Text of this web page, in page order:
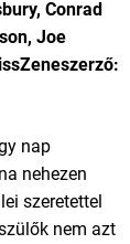
Conrad
Joe
nap
nehezen
szeretettel
nem azt